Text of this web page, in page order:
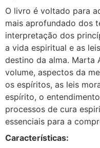
O livro é voltado para
mais aprofundado dos
interpretação dos
a vida espiritual e as
destino da alma. Marta
volume, aspectos da
os espíritos, as leis
espírito, o
processos de cura
essenciais para a
Características: